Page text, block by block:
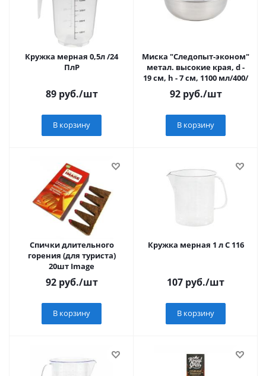
Кружка мерная 0,5л /24
ПлР
89руб./шт
В корзину
Миска "Следопыт-эконом"
метал. высокие края, d -
19 см, h - 7 см, 1100 мл/400/
92руб./шт
В корзину
Спички длительного
горения (для туриста)
20шт Image
92руб./шт
В корзину
Кружка мерная 1 л С 116
107 руб./шт
В корзину